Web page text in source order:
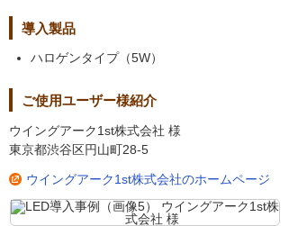
導入製品
ハロゲンタイプ（5W）
ご使用ユーザー様紹介
ウイングアーク1st株式会社 様
東京都渋谷区円山町28-5
ウイングアーク1st株式会社のホームページ